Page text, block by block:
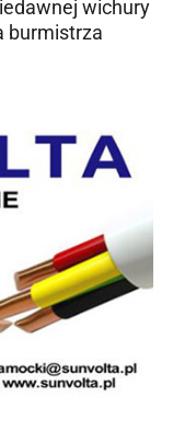
wichury
burmistrza